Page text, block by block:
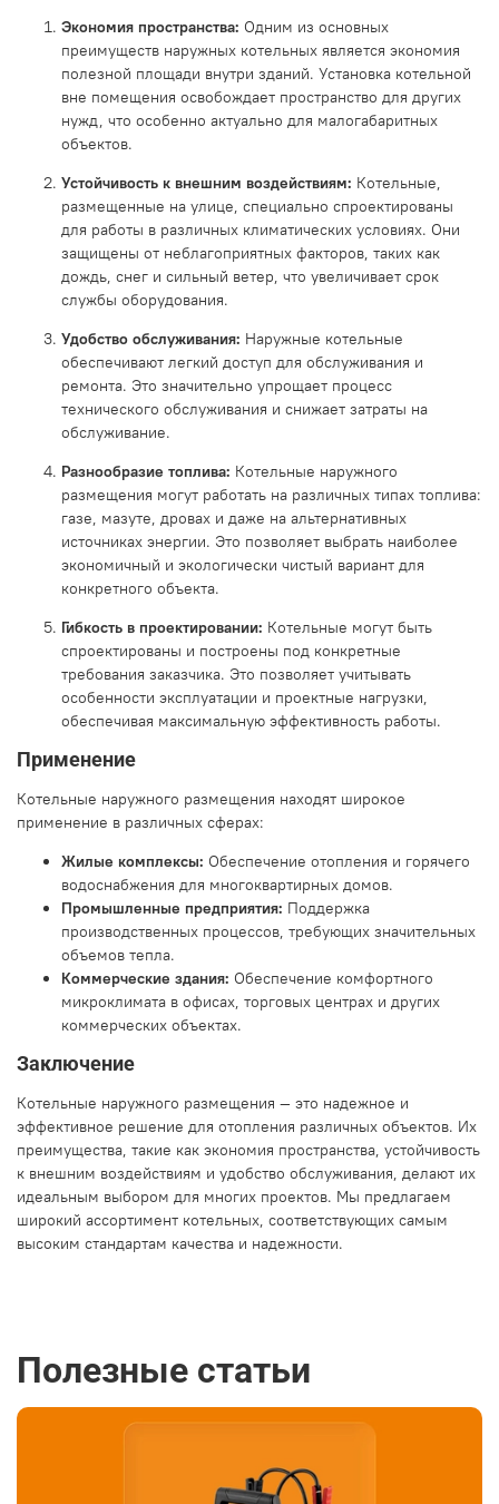
Экономия пространства: Одним из основных
преимуществ наружных котельных является экономия
полезной площади внутри зданий. Установка котельной
вне помещения освобождает пространство для других
нужд, что особенно актуально для малогабаритных
объектов.
Устойчивость к внешним воздействиям: Котельные,
размещенные на улице, специально спроектированы
для работы в различных климатических условиях. Они
защищены от неблагоприятных факторов, таких как
дождь, снег и сильный ветер, что увеличивает срок
службы оборудования.
Удобство обслуживания: Наружные котельные
обеспечивают легкий доступ для обслуживания и
ремонта. Это значительно упрощает процесс
технического обслуживания и снижает затраты на
обслуживание.
Разнообразие топлива: Котельные наружного
размещения могут работать на различных типах топлива:
газе, мазуте, дровах и даже на альтернативных
источниках энергии. Это позволяет выбрать наиболее
экономичный и экологически чистый вариант для
конкретного объекта.
Гибкость в проектировании: Котельные могут быть
спроектированы и построены под конкретные
требования заказчика. Это позволяет учитывать
особенности эксплуатации и проектные нагрузки,
обеспечивая максимальную эффективность работы.
Применение
Котельные наружного размещения находят широкое
применение в различных сферах:
Жилые комплексы: Обеспечение отопления и горячего
водоснабжения для многоквартирных домов.
Промышленные предприятия: Поддержка
производственных процессов, требующих значительных
объемов тепла.
Коммерческие здания: Обеспечение комфортного
микроклимата в офисах, торговых центрах и других
коммерческих объектах.
Заключение
Котельные наружного размещения — это надежное и
эффективное решение для отопления различных объектов. Их
преимущества, такие как экономия пространства, устойчивость
к внешним воздействиям и удобство обслуживания, делают их
идеальным выбором для многих проектов. Мы предлагаем
широкий ассортимент котельных, соответствующих самым
высоким стандартам качества и надежности.
Полезные статьи